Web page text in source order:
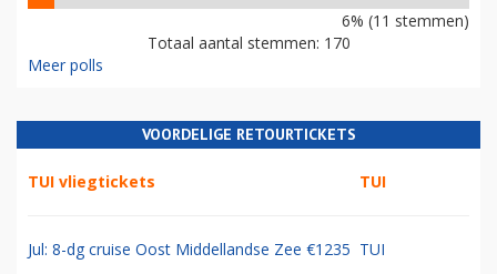
6% (11 stemmen)
Totaal aantal stemmen: 170
Meer polls
VOORDELIGE RETOURTICKETS
TUI vliegtickets TUI
Jul: 8-dg cruise Oost Middellandse Zee €1235 TUI